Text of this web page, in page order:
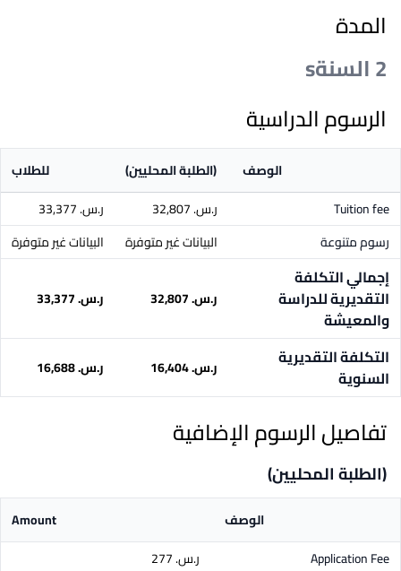
المدة
2 السنةs
الرسوم الدراسية
الوصف (الطلبة المحليين)
للطلاب
Tuition fee
ر.س.‏ 32,807
ر.س.‏ 33,377
رسوم متنوعة
البيانات غير متوفرة البيانات غير متوفرة
إجمالي التكلفة
التقديرية للدراسة
والمعيشة
ر.س.‏ 32,807 ر.س.‏ 33,377
التكلفة التقديرية
السنوية
ر.س.‏ 16,404 ر.س.‏ 16,688
تفاصيل الرسوم الإضافية
(الطلبة المحليين)
الوصف
Amount
Application Fee
ر.س.‏ 277